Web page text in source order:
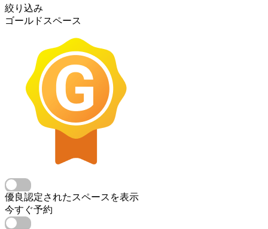
絞り込み
ゴールドスペース
優良認定されたスペースを表示
今すぐ予約